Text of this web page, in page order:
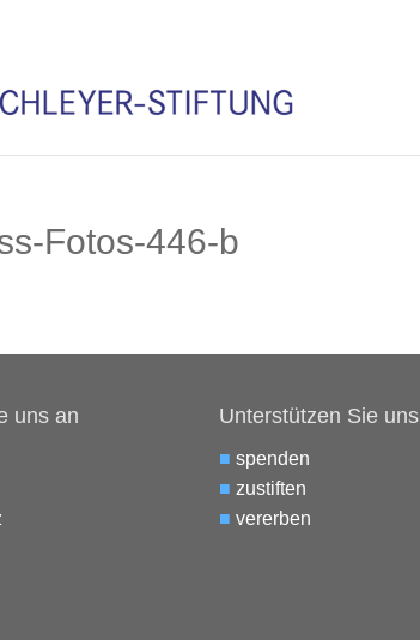
Fotos-446-b
uns an Unterstützen Sie uns
■ spenden
■ zustiften
■ vererben